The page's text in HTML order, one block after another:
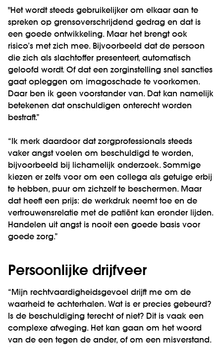
"Het wordt steeds gebruikelijker om elkaar aan te
spreken op grensoverschrijdend gedrag en dat is
een goede ontwikkeling. Maar het brengt ook
risico’s met zich mee. Bijvoorbeeld dat de persoon
die zich als slachtoffer presenteert, automatisch
geloofd wordt. Of dat een zorginstelling snel sancties
gaat opleggen om imagoschade te voorkomen.
Daar ben ik geen voorstander van. Dat kan namelijk
betekenen dat onschuldigen onterecht worden
bestraft.”
“Ik merk daardoor dat zorgprofessionals steeds
vaker angst voelen om beschuldigd te worden,
bijvoorbeeld bij lichamelijk onderzoek. Sommige
kiezen er zelfs voor om een collega als getuige erbij
te hebben, puur om zichzelf te beschermen. Maar
dat heeft een prijs: de werkdruk neemt toe en de
vertrouwensrelatie met de patiënt kan eronder lijden.
Handelen uit angst is nooit een goede basis voor
goede zorg.”
Persoonlijke drijfveer
“Mijn rechtvaardigheidsgevoel drijft me om de
waarheid te achterhalen. Wat is er precies gebeurd?
Is de beschuldiging terecht of niet? Dit is vaak een
complexe afweging. Het kan gaan om het woord
van de een tegen de ander, of om een misverstand.